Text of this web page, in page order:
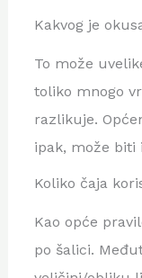
Kakvog je
To može
toliko mnogo
razlikuje.
ipak, može biti
Koliko čaja
Kao opće
po šalici.